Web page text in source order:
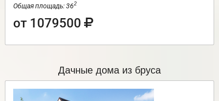
Общая площадь: 362
от 1079500
Дачные дома из бруса